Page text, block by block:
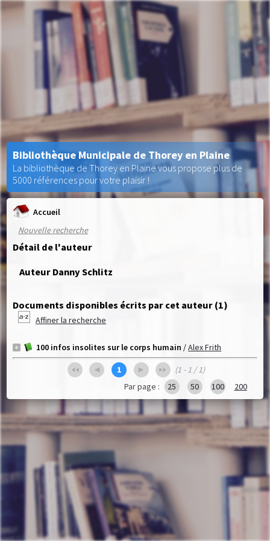
Accueil
Nouvelle recherche
Détail de l'auteur
Auteur Danny Schlitz
Documents disponibles écrits par cet auteur (1)
Affiner la recherche
100 infos insolites sur le corps humain /Alex Frith
1
(1 - 1 / 1)
Par page :
25 50 100 200
Bibliothèque Municipale de Thorey en Plaine
La bibliothèque de Thorey en Plaine vous propose plus de
5000 références pour votre plaisir !